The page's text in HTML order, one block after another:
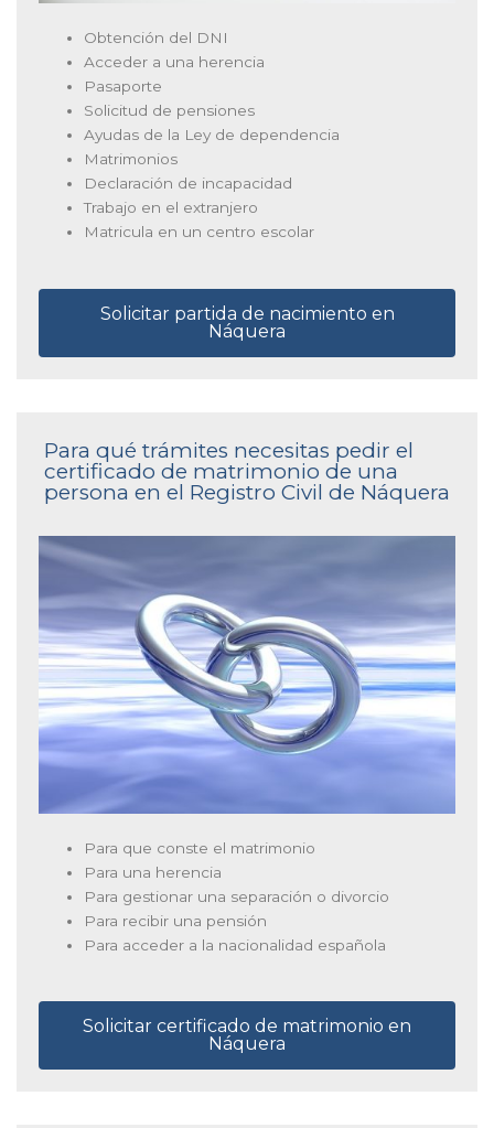
Obtención del DNI
Acceder a una herencia
Pasaporte
Solicitud de pensiones
Ayudas de la Ley de dependencia
Matrimonios
Declaración de incapacidad
Trabajo en el extranjero
Matricula en un centro escolar
Solicitar partida de nacimiento en
Náquera
Para qué trámites necesitas pedir el
certificado de matrimonio de una
persona en el Registro Civil de Náquera
Para que conste el matrimonio
Para una herencia
Para gestionar una separación o divorcio
Para recibir una pensión
Para acceder a la nacionalidad española
Solicitar certificado de matrimonio en
Náquera